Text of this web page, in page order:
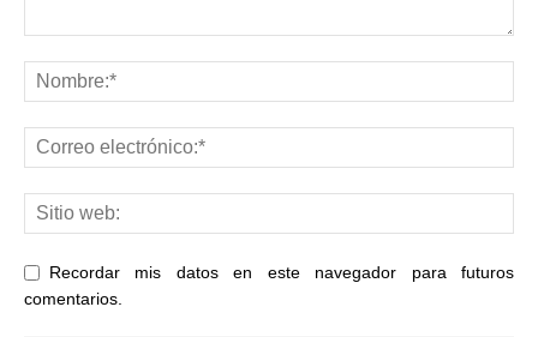
Recordar mis datos en este navegador para futuros
comentarios.